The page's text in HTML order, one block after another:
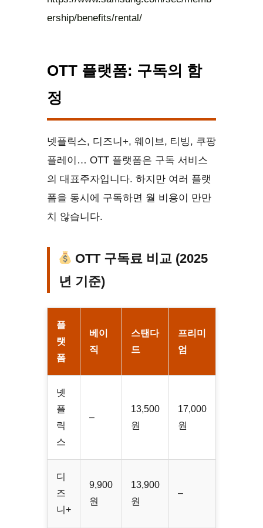
ership/benefits/rental/
OTT 플랫폼: 구독의 함
정
넷플릭스, 디즈니+, 웨이브, 티빙, 쿠팡
플레이… OTT 플랫폼은 구독 서비스
의 대표주자입니다. 하지만 여러 플랫
폼을 동시에 구독하면 월 비용이 만만
치 않습니다.
OTT 구독료 비교 (2025
년 기준)
플
랫
폼
베이
직
스탠다
드
프리미
엄
넷
플
릭
스
–
13,500
원
17,000
원
디
즈
니+
9,900
원
13,900
원
–